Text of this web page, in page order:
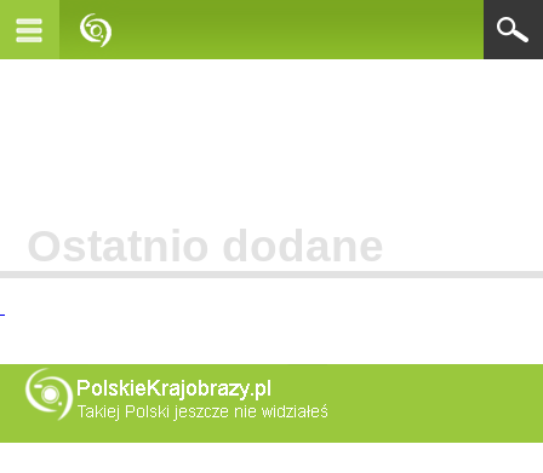
Ostatnio dodane